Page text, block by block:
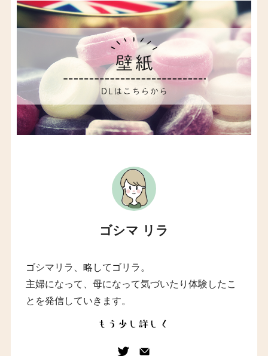
ゴシマ リラ
ゴシマリラ、略してゴリラ。
主婦になって、母になって気づいたり体験したこ
とを発信していきます。